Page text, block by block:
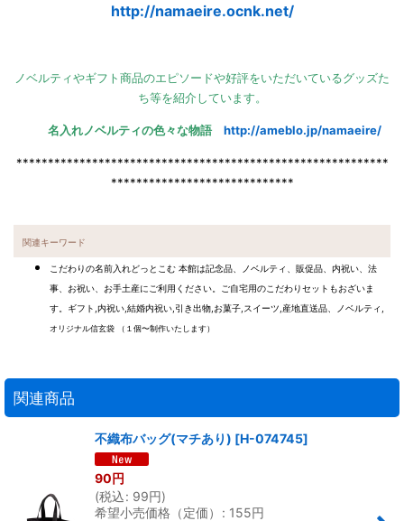
http://namaeire.ocnk.net/
ノベルティやギフト商品のエピソードや好評をいただいているグッズた
ち等を紹介しています。
名入れノベルティの色々な物語 http://ameblo.jp/namaeire/
***********************************************************
*****************************
関連キーワード
こだわりの名前入れどっとこむ 本館は記念品、ノベルティ、販促品、内祝い、法
事、お祝い、お手土産にご利用ください。ご自宅用のこだわりセットもおざいま
す。ギフト,内祝い,結婚内祝い,引き出物,お菓子,スイーツ,産地直送品、ノベルティ,
オリジナル信玄袋 （１個〜制作いたします）
関連商品
不織布バッグ(マチあり) [H-074745]
90円
(税込: 99円)
希望小売価格（定価）
: 155円